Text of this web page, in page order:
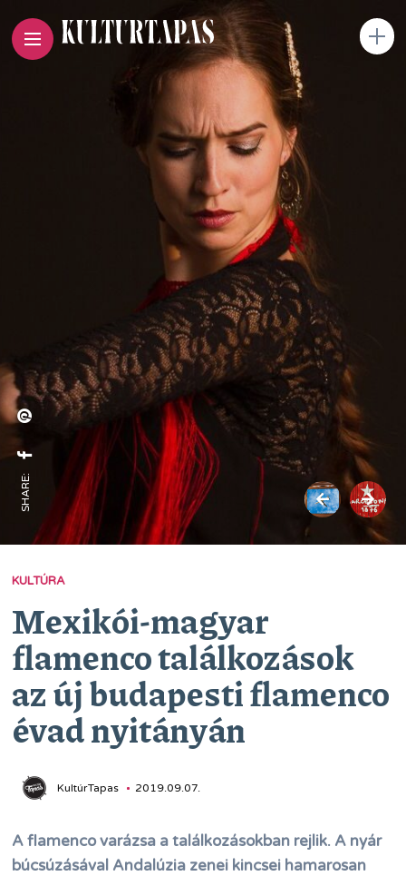
SHARE:
KULTÚRA
Mexikói-magyar
flamenco találkozások
az új budapesti flamenco
évad nyitányán
KultúrTapas 2019.09.07.
A flamenco varázsa a találkozásokban rejlik. A nyár
búcsúzásával Andalúzia zenei kincsei hamarosan